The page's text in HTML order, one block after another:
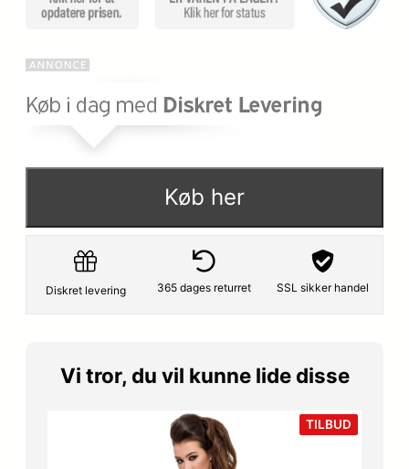
Køb her
Diskret levering 365 dages returret SSL sikker handel
Vi tror, du vil kunne lide disse
TILBUD
PÅ